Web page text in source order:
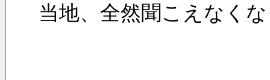
当地、全然聞こえなく